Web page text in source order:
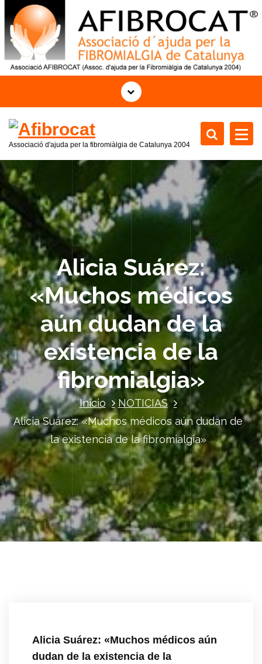
r
t
i
d
o
Associació d'ajuda per la fibromiàlgia de Catalunya 2004
Alicia Suárez:
«Muchos médicos
aún dudan de la
existencia de la
fibromialgia»
Inicio
NOTICIAS
Alicia Suárez: «Muchos médicos aún dudan de
la existencia de la fibromialgia»
Alicia Suárez: «Muchos médicos aún
dudan de la existencia de la